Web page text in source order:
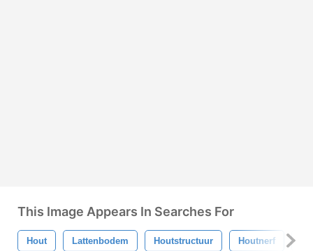
This Image Appears In Searches For
Hout Lattenbodem Houtstructuur Houtnerf